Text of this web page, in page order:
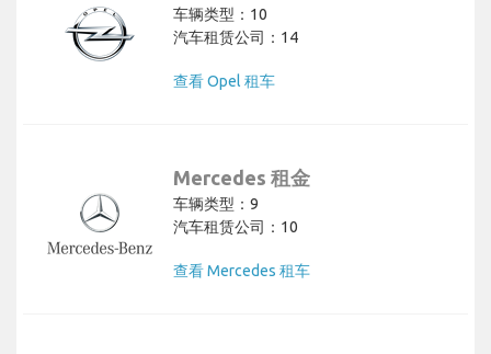
车辆类型：10
汽车租赁公司：14
查看 Opel 租车
Mercedes 租金
车辆类型：9
汽车租赁公司：10
查看 Mercedes 租车